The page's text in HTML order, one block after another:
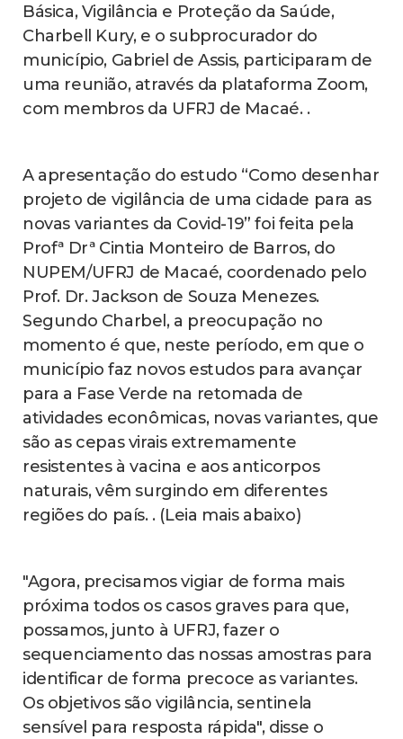
Básica, Vigilância e Proteção da Saúde,
Charbell Kury, e o subprocurador do
município, Gabriel de Assis, participaram de
uma reunião, através da plataforma Zoom,
com membros da UFRJ de Macaé. .
A apresentação do estudo “Como desenhar
projeto de vigilância de uma cidade para as
novas variantes da Covid-19” foi feita pela
Profª Drª Cintia Monteiro de Barros, do
NUPEM/UFRJ de Macaé, coordenado pelo
Prof. Dr. Jackson de Souza Menezes.
Segundo Charbel, a preocupação no
momento é que, neste período, em que o
município faz novos estudos para avançar
para a Fase Verde na retomada de
atividades econômicas, novas variantes, que
são as cepas virais extremamente
resistentes à vacina e aos anticorpos
naturais, vêm surgindo em diferentes
regiões do país. . (Leia mais abaixo)
"Agora, precisamos vigiar de forma mais
próxima todos os casos graves para que,
possamos, junto à UFRJ, fazer o
sequenciamento das nossas amostras para
identificar de forma precoce as variantes.
Os objetivos são vigilância, sentinela
sensível para resposta rápida", disse o